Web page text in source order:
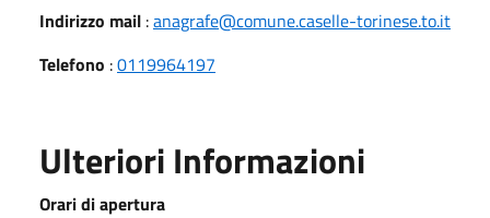
Indirizzo mail :anagrafe@comune.caselle-torinese.to.it
Telefono :0119964197
Ulteriori Informazioni
Orari di apertura